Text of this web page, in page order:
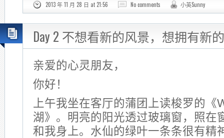
2013 年 11 月 28 日 at 21:56 No comments 小英Sunny
Day 2 不想看新的风景，想拥有新
亲爱的心灵朋友，
你好！
上午我坐在客厅的蒲团上读梭罗的《
湖》。明亮的阳光透过玻璃窗，照在
和我身上。水仙的绿叶一条条很有精